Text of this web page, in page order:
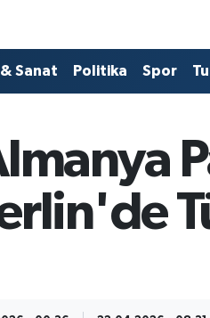
Sanat Politika Spor